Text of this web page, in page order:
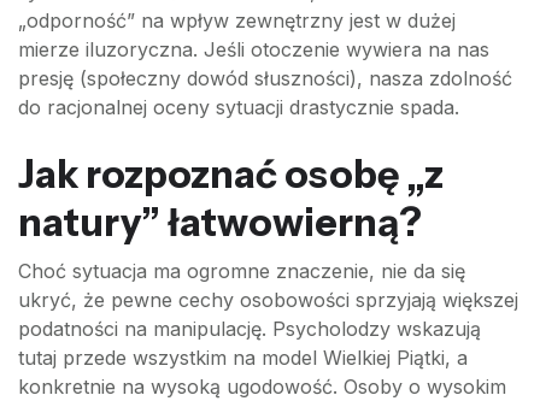
„odporność” na wpływ zewnętrzny jest w dużej
mierze iluzoryczna. Jeśli otoczenie wywiera na nas
presję (społeczny dowód słuszności), nasza zdolność
do racjonalnej oceny sytuacji drastycznie spada.
Jak rozpoznać osobę „z
natury” łatwowierną?
Choć sytuacja ma ogromne znaczenie, nie da się
ukryć, że pewne cechy osobowości sprzyjają większej
podatności na manipulację. Psycholodzy wskazują
tutaj przede wszystkim na model Wielkiej Piątki, a
konkretnie na wysoką ugodowość. Osoby o wysokim